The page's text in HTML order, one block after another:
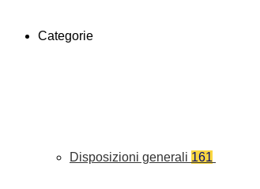
Categorie
Disposizioni generali 161